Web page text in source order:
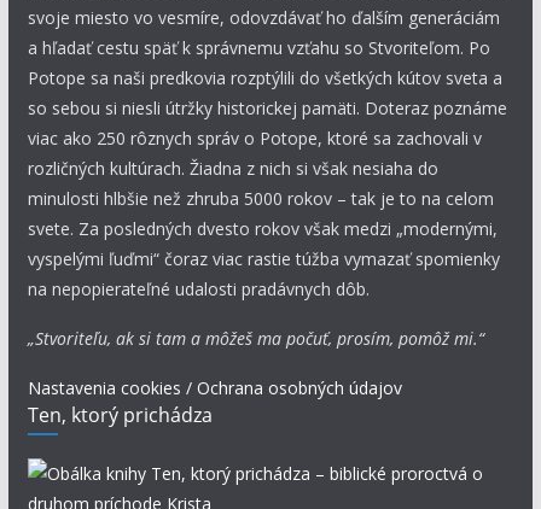
svoje miesto vo vesmíre, odovzdávať ho ďalším generáciám
a hľadať cestu späť k správnemu vzťahu so Stvoriteľom. Po
Potope sa naši predkovia rozptýlili do všetkých kútov sveta a
so sebou si niesli útržky historickej pamäti. Doteraz poznáme
viac ako 250 rôznych správ o Potope, ktoré sa zachovali v
rozličných kultúrach. Žiadna z nich si však nesiaha do
minulosti hlbšie než zhruba 5000 rokov – tak je to na celom
svete. Za posledných dvesto rokov však medzi „modernými,
vyspelými ľuďmi“ čoraz viac rastie túžba vymazať spomienky
na nepopierateľné udalosti pradávnych dôb.
„Stvoriteľu, ak si tam a môžeš ma počuť, prosím, pomôž mi.“
Nastavenia cookies / Ochrana osobných údajov
Ten, ktorý prichádza